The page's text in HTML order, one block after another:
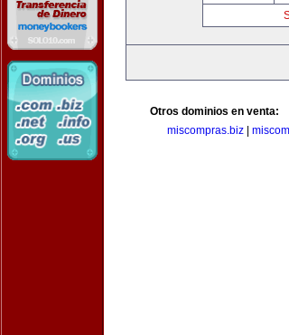
Otros dominios en venta:
miscompras.biz|